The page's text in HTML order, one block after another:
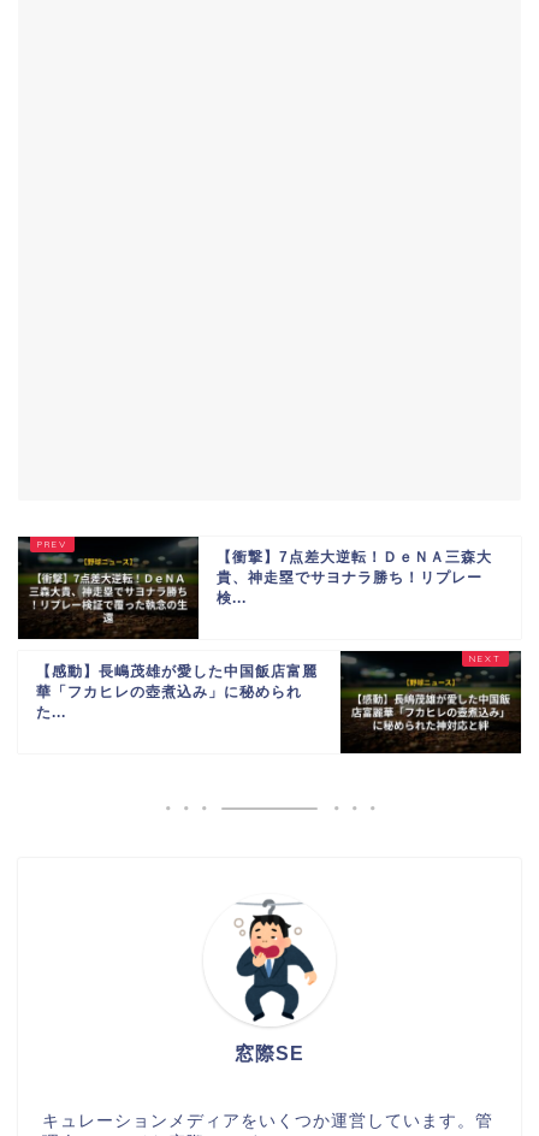
【衝撃】7点差大逆転！ＤｅＮＡ三森大
貴、神走塁でサヨナラ勝ち！リプレー
検...
【感動】長嶋茂雄が愛した中国飯店富麗
華「フカヒレの壺煮込み」に秘められ
た...
窓際SE
キュレーションメディアをいくつか運営しています。管